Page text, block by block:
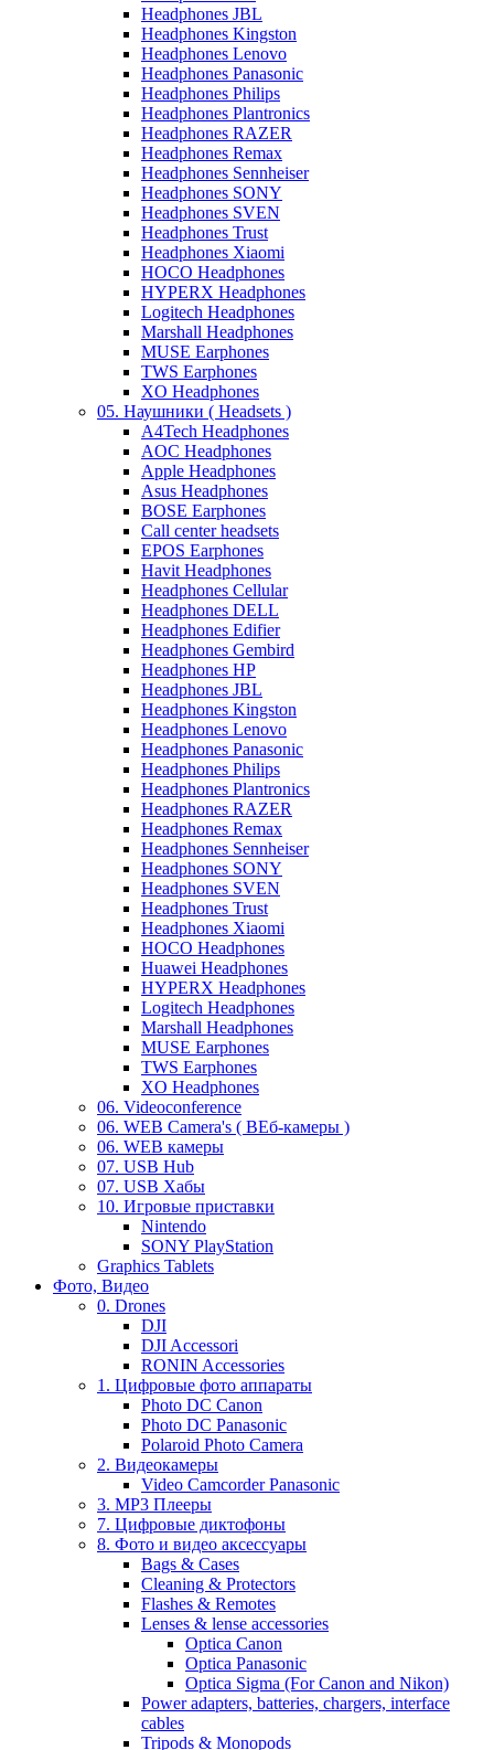
Headphones JBL
Headphones Kingston
Headphones Lenovo
Headphones Panasonic
Headphones Philips
Headphones Plantronics
Headphones RAZER
Headphones Remax
Headphones Sennheiser
Headphones SONY
Headphones SVEN
Headphones Trust
Headphones Xiaomi
HOCO Headphones
HYPERX Headphones
Logitech Headphones
Marshall Headphones
MUSE Earphones
TWS Earphones
XO Headphones
05. Наушники ( Headsets )
A4Tech Headphones
AOC Headphones
Apple Headphones
Asus Headphones
BOSE Earphones
Call center headsets
EPOS Earphones
Havit Headphones
Headphones Cellular
Headphones DELL
Headphones Edifier
Headphones Gembird
Headphones HP
Headphones JBL
Headphones Kingston
Headphones Lenovo
Headphones Panasonic
Headphones Philips
Headphones Plantronics
Headphones RAZER
Headphones Remax
Headphones Sennheiser
Headphones SONY
Headphones SVEN
Headphones Trust
Headphones Xiaomi
HOCO Headphones
Huawei Headphones
HYPERX Headphones
Logitech Headphones
Marshall Headphones
MUSE Earphones
TWS Earphones
XO Headphones
06. Videoconference
06. WEB Camera's ( ВЕб-камеры )
06. WEB камеры
07. USB Hub
07. USB Хабы
10. Игровые приставки
Nintendo
SONY PlayStation
Graphics Tablets
Фото, Видео
0. Drones
DJI
DJI Accessori
RONIN Accessories
1. Цифровые фото аппараты
Photo DC Canon
Photo DC Panasonic
Polaroid Photo Camera
2. Видеокамеры
Video Camcorder Panasonic
3. MP3 Плееры
7. Цифровые диктофоны
8. Фото и видео аксессуары
Bags & Cases
Cleaning & Protectors
Flashes & Remotes
Lenses & lense accessories
Optica Canon
Optica Panasonic
Optica Sigma (For Canon and Nikon)
Power adapters, batteries, chargers, interface
cables
Tripods & Monopods